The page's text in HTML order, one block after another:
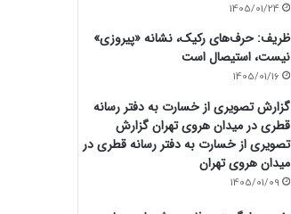
1405/01/24
ظریف: حرف‌های رکیک، نشانه «پیروزی»
نیست، استیصال است
1405/01/16
گزارش تصویری از خسارت به دفتر رسانه
قطری در میدان هروی تهران گزارش
تصویری از خسارت به دفتر رسانه قطری در
میدان هروی تهران
1405/01/09